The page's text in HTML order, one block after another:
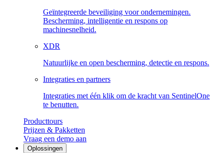
Geïntegreerde beveiliging voor ondernemingen.
Bescherming, intelligentie en respons op
machinesnelheid.
XDR
Natuurlijke en open bescherming, detectie en respons.
Integraties en partners
Integraties met één klik om de kracht van SentinelOne
te benutten.
Producttours
Prijzen & Pakketten
Vraag een demo aan
Oplossingen